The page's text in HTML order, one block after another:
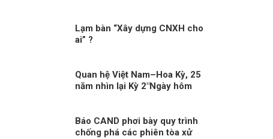
Lạm bàn “Xây dựng CNXH cho
ai” ?
Quan hệ Việt Nam–Hoa Kỳ, 25
năm nhìn lại Kỳ 2″Ngày hôm
Nam”
Báo CAND phơi bày quy trình
chống phá các phiên tòa xử